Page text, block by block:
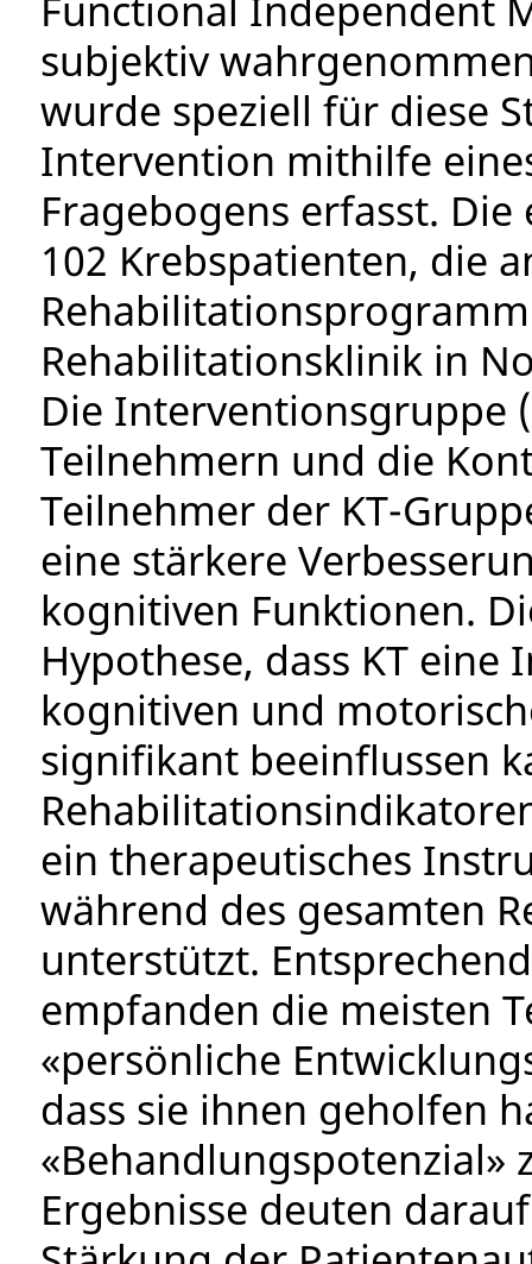
subjektiv
wurde speziell für diese
Intervention mithilfe
Fragebogens erfasst.
102 Krebspatienten, die
Rehabilitationsprogramm
Rehabilitationsklinik in
Die Interventionsgruppe
Teilnehmern und die
Teilnehmer der KT-
eine stärkere
kognitiven Funktionen.
Hypothese, dass KT
kognitiven und
signifikant beeinflussen
ein therapeutisches
während des gesamten
unterstützt.
empfanden die meisten
«persönliche
dass sie ihnen geholfen
«Behandlungspotenzial»
Ergebnisse deuten